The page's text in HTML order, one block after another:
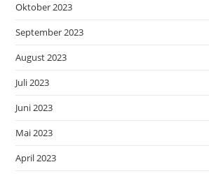
Oktober 2023
September 2023
August 2023
Juli 2023
Juni 2023
Mai 2023
April 2023